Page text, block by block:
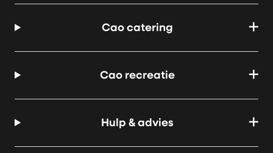
Cao catering
Cao recreatie
Hulp & advies